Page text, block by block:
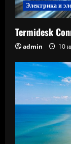
Электрика и
Termidesk
admin 10